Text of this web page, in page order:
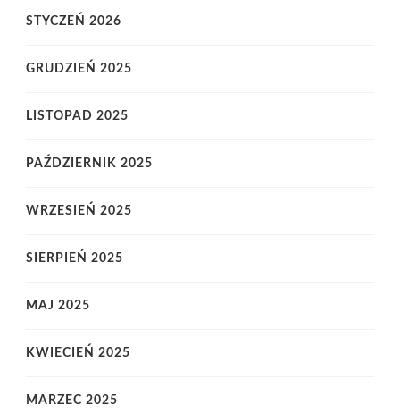
STYCZEŃ 2026
GRUDZIEŃ 2025
LISTOPAD 2025
PAŹDZIERNIK 2025
WRZESIEŃ 2025
SIERPIEŃ 2025
MAJ 2025
KWIECIEŃ 2025
MARZEC 2025